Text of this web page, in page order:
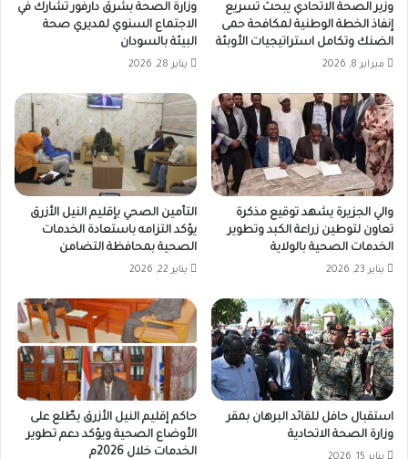
وزير الصحة الاتحادي يبحث تسريع
إنفاذ الخطة الوطنية لمكافحة حمى
الضنك وتكامل استراتيجيات الأوبئة
فبراير 8, 2026
وزارة الصحة بشرق دارفور تشارك في
الاجتماع السنوي لمديري صحة
البيئة بالسودان
يناير 28, 2026
والي الجزيرة يشهد توقيع مذكرة
تعاون لتوطين زراعة الكبد وتطوير
الخدمات الصحية بالولاية
يناير 23, 2026
التأمين الصحي بإقليم النيل الأزرق
يؤكد التزامه باستعادة الخدمات
الصحية بمحافظة التضامن
يناير 22, 2026
استقبال حافل للقائد البرهان بمقر
وزارة الصحة الاتحادية
حاكم إقليم النيل الأزرق يطّلع على
الأوضاع الصحية ويؤكد دعم تطوير
الخدمات خلال 2026م